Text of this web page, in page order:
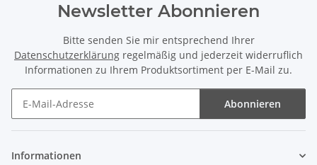
Newsletter Abonnieren
Bitte senden Sie mir entsprechend Ihrer
Datenschutzerklärung regelmäßig und jederzeit widerruflich
Informationen zu Ihrem Produktsortiment per E-Mail zu.
Abonnieren
Informationen